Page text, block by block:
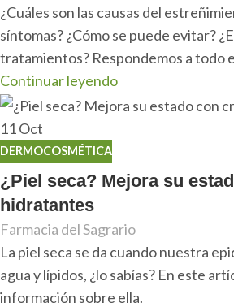
¿Cuáles son las causas del
síntomas? ¿Cómo se puede evitar?
tratamientos? Respondemos a todo
Continuar leyendo
11Oct
DERMOCOSMÉTICA
¿Piel seca? Mejora su
hidratantes
Farmacia del Sagrario
La piel seca se da cuando nuestra
agua y lípidos, ¿lo sabías? En este
información sobre ella.